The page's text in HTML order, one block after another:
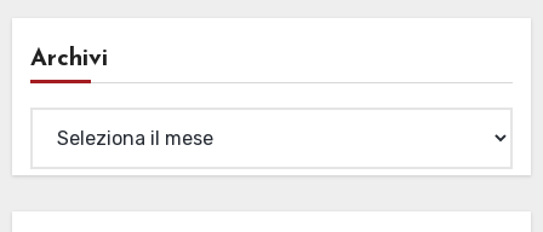
Archivi